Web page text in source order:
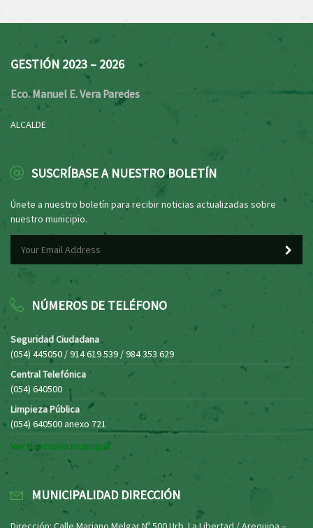
GESTIÓN 2023 – 2026
Eco. Manuel E. Vera Paredes
ALCALDE
SUSCRÍBASE A NUESTRO BOLETÍN
Únete a nuestro boletín para recibir noticias actualizadas sobre
nuestro municipio.
NÚMEROS DE TELÉFONO
Seguridad Ciudadana
(054) 445050 / 914 619 539 / 984 353 629
Central Telefónica
(054) 640500
Limpieza Pública
(054) 640500 anexo 721
Ver directorio municipal
MUNICIPALIDAD DIRECCIÓN